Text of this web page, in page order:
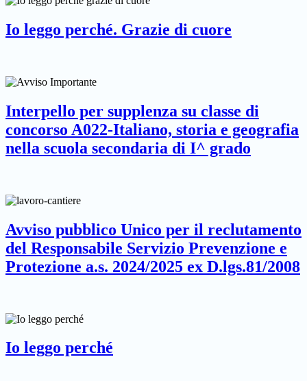
Io leggo perché. Grazie di cuore
Interpello per supplenza su classe di
concorso A022-Italiano, storia e geografia
nella scuola secondaria di I^ grado
Avviso pubblico Unico per il reclutamento
del Responsabile Servizio Prevenzione e
Protezione a.s. 2024/2025 ex D.lgs.81/2008
Io leggo perché